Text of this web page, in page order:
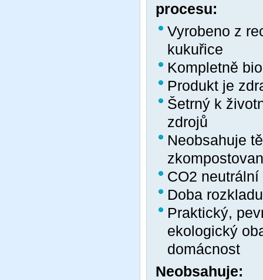
procesu:
Vyrobeno z
kukuřice
Kompletně
Produkt je
Šetrný k
zdrojů
Neobsahuje
CO2 neutrální
Doba
Praktický,
ekologický
domácnost
Neobsahuje: